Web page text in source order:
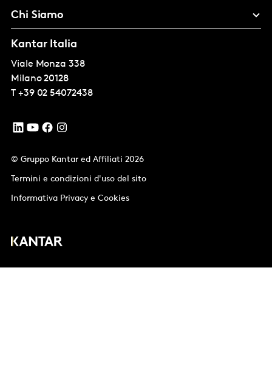
Chi Siamo
Kantar Italia
Viale Monza 338
Milano 20128
T +39 02 54072438
© Gruppo Kantar ed Affiliati 2026
Termini e condizioni d'uso del sito
Informativa Privacy e Cookies